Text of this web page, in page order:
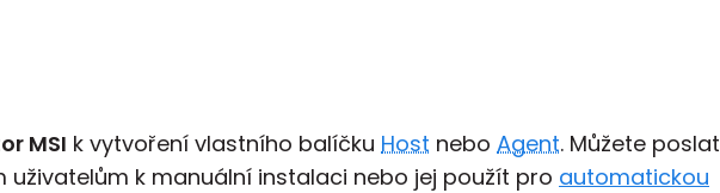
MSI k vytvoření vlastního balíčku Host nebo Agent. Můžete poslat
uživatelům k manuální instalaci nebo jej použít pro automatickou